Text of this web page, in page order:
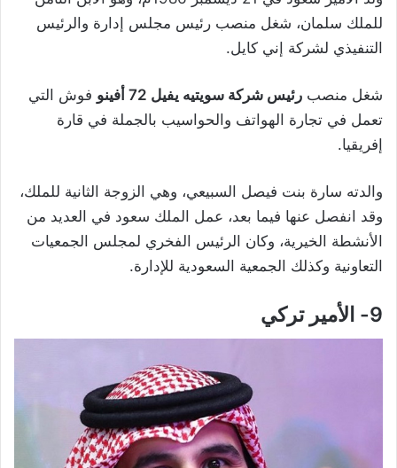
للملك سلمان، شغل منصب رئيس مجلس إدارة والرئيس
التنفيذي لشركة إني كايل.
شغل منصب رئيس شركة سويتيه يفيل 72 أفينو
فوش التي
تعمل في تجارة الهواتف والحواسيب بالجملة في قارة
إفريقيا.
والدته سارة بنت فيصل السبيعي، وهي الزوجة الثانية للملك،
وقد انفصل عنها فيما بعد، عمل الملك سعود في العديد من
الأنشطة الخيرية، وكان الرئيس الفخري لمجلس الجمعيات
التعاونية وكذلك الجمعية السعودية للإدارة.
9- الأمير تركي